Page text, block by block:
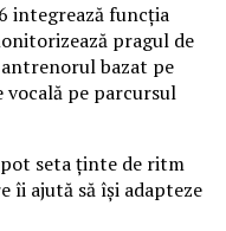
integrează funcția
pragul de
bazat pe
pe parcursul
seta ținte de ritm
îi ajută să își adapteze